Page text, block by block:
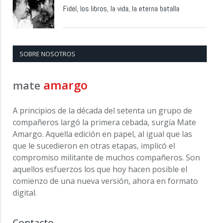
Fidel, los libros, la vida, la eterna batalla
SOBRE NOSOTROS
mate amargo
A principios de la década del setenta un grupo de
compañeros largó la primera cebada, surgía Mate
Amargo. Aquella edición en papel, al igual que las
que le sucedieron en otras etapas, implicó el
compromiso militante de muchos compañeros. Son
aquellos esfuerzos los que hoy hacen posible el
comienzo de una nueva versión, ahora en formato
digital.